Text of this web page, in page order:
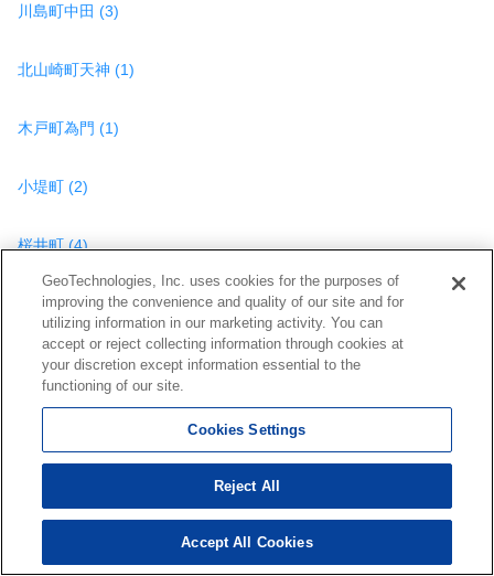
川島町中田 (3)
北山崎町天神 (1)
木戸町為門 (1)
小堤町 (2)
桜井町 (4)
桜井町五ケ野 (1)
桜井町三度山 (1)
検索結果を見る
GeoTechnologies, Inc. uses cookies for the purposes of
improving the convenience and quality of our site and for
utilizing information in our marketing activity. You can
accept or reject collecting information through cookies at
your discretion except information essential to the
functioning of our site.
Cookies Settings
Reject All
Accept All Cookies